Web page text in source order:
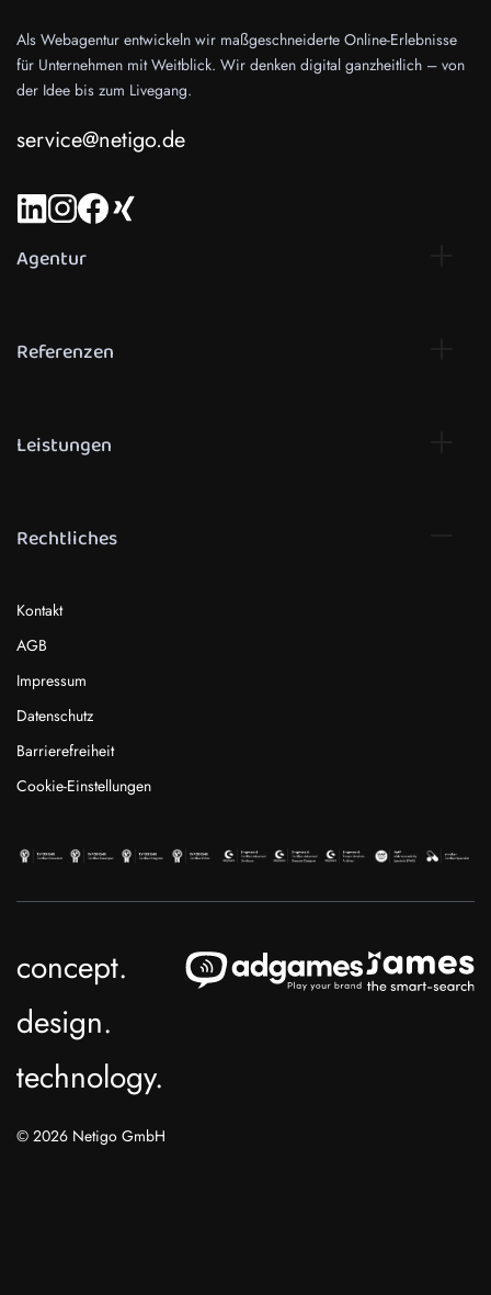
Als Webagentur entwickeln wir maßgeschneiderte Online-Erlebnisse
für Unternehmen mit Weitblick. Wir denken digital ganzheitlich – von
der Idee bis zum Livegang.
service@netigo.de
Agentur
Referenzen
Leistungen
Rechtliches
Kontakt
AGB
Impressum
Datenschutz
Barrierefreiheit
Cookie-Einstellungen
concept.
design.
technology.
© 2026 Netigo GmbH